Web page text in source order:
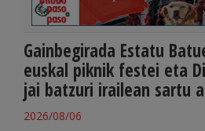
Gainbegirada Estatu
euskal piknik festei eta
jai batzuri irailean sartu
2026/08/06